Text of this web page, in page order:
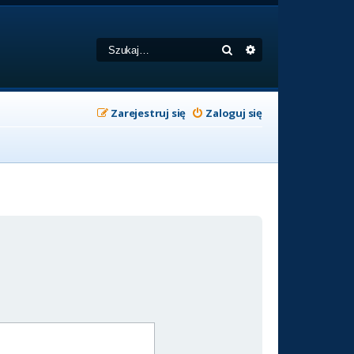
Szukaj
Zaloguj się
Zarejestruj się